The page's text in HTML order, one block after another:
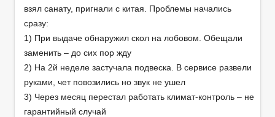
взял санату, пригнали с китая. Проблемы начались
сразу:
1) При выдаче обнаружил скол на лобовом. Обещали
заменить – до сих пор жду
2) На 2й неделе застучала подвеска. В сервисе развели
руками, чет повозились но звук не ушел
3) Через месяц перестал работать климат-контроль – не
гарантийный случай